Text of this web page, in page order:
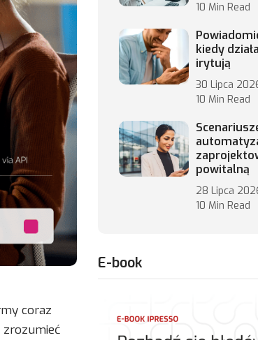
coraz
zrozumieć
10 Min Read
kiedy
irytują
30 Lipca
10 Min Read
powitalną
28 Lipca
10 Min Read
E-book